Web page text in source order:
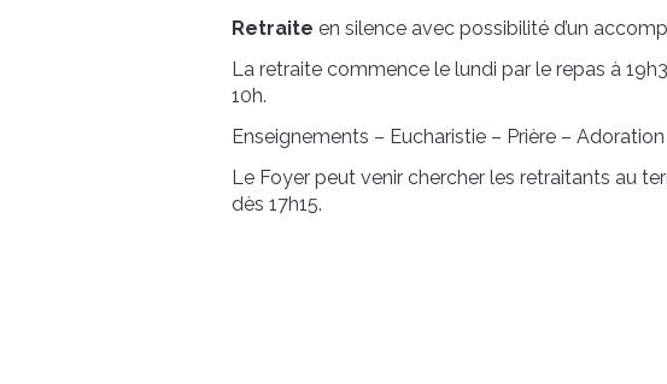
Retraite en silence avec possibilité d’un
La retraite commence le lundi par le repas à
10h.
Enseignements – Eucharistie – Prière –
Le Foyer peut venir chercher les retraitants au
dès 17h15.